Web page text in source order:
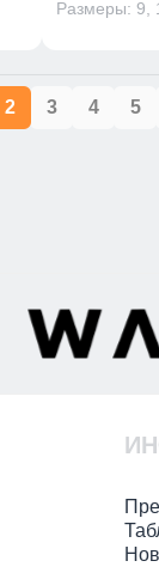
Размеры: 9,
2 3 4 5